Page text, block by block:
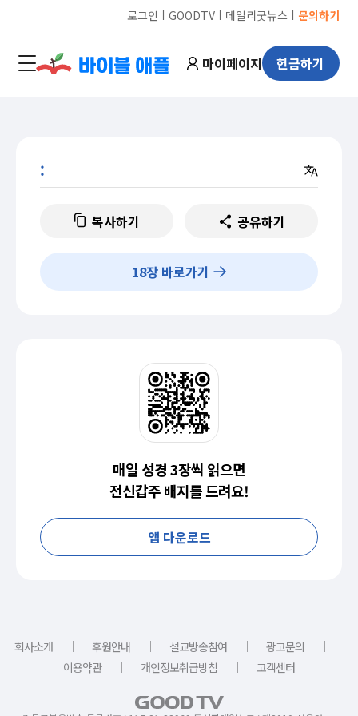
로그인 ㅣ GOODTVㅣ 데일리굿뉴스 ㅣ 문의하기
마이페이지 헌금하기
:
복사하기 공유하기
18장 바로가기
매일 성경 3장씩 읽으면
전신갑주 배지를 드려요!
앱 다운로드
회사소개 ｜ 후원안내 ｜ 설교방송참여 ｜ 광고문의
｜
이용약관
｜ 개인정보취급방침 ｜ 고객센터